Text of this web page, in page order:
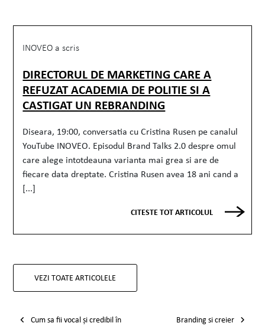
INOVEO a scris
DIRECTORUL DE MARKETING CARE A
REFUZAT ACADEMIA DE POLITIE SI A
CASTIGAT UN REBRANDING
Diseara, 19:00, conversatia cu Cristina Rusen pe canalul
YouTube INOVEO. Episodul Brand Talks 2.0 despre omul
care alege intotdeauna varianta mai grea si are de
fiecare data dreptate. Cristina Rusen avea 18 ani cand a
[...]
CITESTE TOT ARTICOLUL
VEZI TOATE ARTICOLELE
Cum sa fii vocal și credibil în
Branding si creier